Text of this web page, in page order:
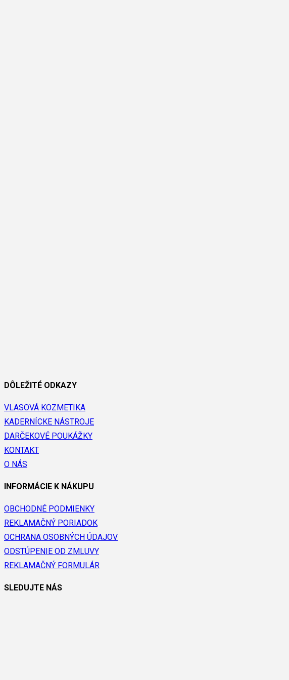
DÔLEŽITÉ ODKAZY
VLASOVÁ KOZMETIKA
KADERNÍCKE NÁSTROJE
DARČEKOVÉ POUKÁŽKY
KONTAKT
O NÁS
INFORMÁCIE K NÁKUPU
OBCHODNÉ PODMIENKY
REKLAMAČNÝ PORIADOK
OCHRANA OSOBNÝCH ÚDAJOV
ODSTÚPENIE OD ZMLUVY
REKLAMAČNÝ FORMULÁR
SLEDUJTE NÁS